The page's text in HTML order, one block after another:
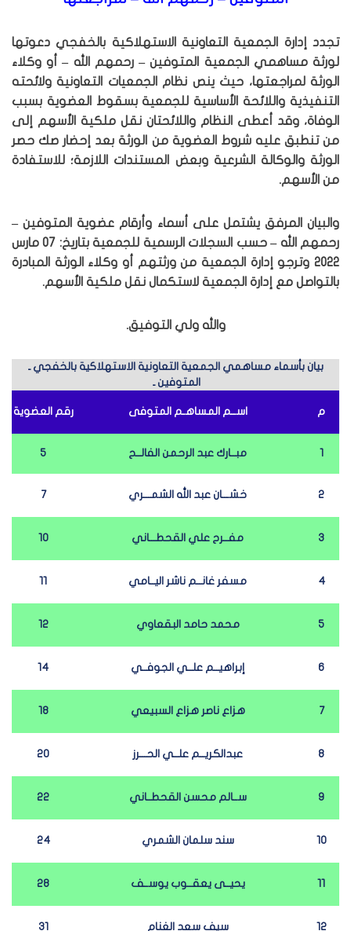
تجدد إدارة الجمعية التعاونية الاستهلاكية بالخفجي دعوتها
لورثة مساهمي الجمعية المتوفين – رحمهم الله – أو وكلاء
الورثة لمراجعتها، حيث ينص نظام الجمعيات التعاونية ولائحته
التنفيذية واللائحة الأساسية للجمعية بسقوط العضوية بسبب
الوفاة، وقد أعطى النظام واللائحتان نقل ملكية الأسهم إلى
من تنطبق عليه شروط العضوية من الورثة بعد إحضار صك حصر
الورثة والوكالة الشرعية وبعض المستندات اللازمة؛ للاستفادة
من الأسهم.
والبيان المرفق يشتمل على أسماء وأرقام عضوية المتوفين –
رحمهم الله – حسب السجلات الرسمية للجمعية بتاريخ: 07 مارس
2022 وترجو إدارة الجمعية من ورثتهم أو وكلاء الورثة المبادرة
بالتواصل مع إدارة الجمعية لاستكمال نقل ملكية الأسهم.
والله ولي التوفيق.
بيان بأسماء مساهمي الجمعية التعاونية الاستهلاكية بالخفجي ـ
المتوفين ـ
م اســم المساهـم المتوفى رقم العضوية
1 مبــارك عبد الرحمن الفالــح 5
2 خشـــان عبد الله الشمـــري 7
3 مفــرح علي القحطـــاني 10
4 مسفر غانــم ناشر اليــامي 11
5 محمد حامد البقعاوي 12
6 إبراهيــم علــي الجوفــي 14
7 هزاع ناصر هزاع السبيعي 18
8 عبدالكريــم علــي الحـــرز 20
9 ســالم محسن القحطــاني 22
10 سند سلمان الشمري 24
11 يحيــى يعقــوب يوســف 28
12 سيف سعد الغنام 31